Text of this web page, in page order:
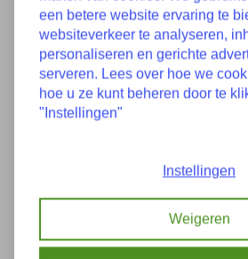
Specificaties
Staat:
Zie
Bouwjaar:
een betere website ervaring te
websiteverkeer te analyseren,
personaliseren en gerichte
serveren. Lees over hoe we
hoe u ze kunt beheren door te
"Instellingen"
Instellingen
Weigeren